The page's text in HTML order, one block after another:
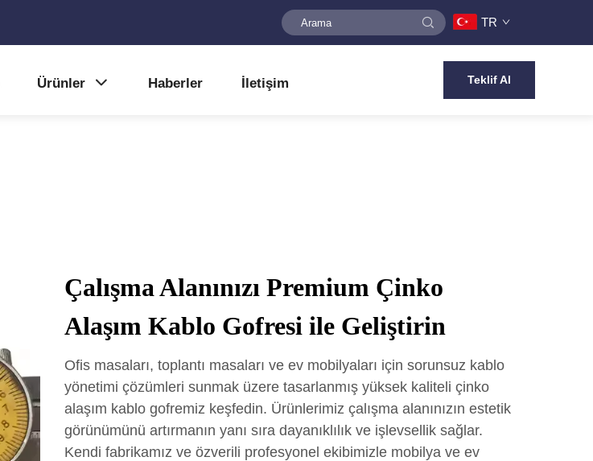
TR
Ürünler Haberler İletişim Teklif Al
Çalışma Alanınızı Premium Çinko
Alaşım Kablo Gofresi ile Geliştirin
Ofis masaları, toplantı masaları ve ev mobilyaları için sorunsuz kablo
yönetimi çözümleri sunmak üzere tasarlanmış yüksek kaliteli çinko
alaşım kablo gofremiz keşfedin. Ürünlerimiz çalışma alanınızın estetik
görünümünü artırmanın yanı sıra dayanıklılık ve işlevsellik sağlar.
Kendi fabrikamız ve özverili profesyonel ekibimizle mobilya ve ev